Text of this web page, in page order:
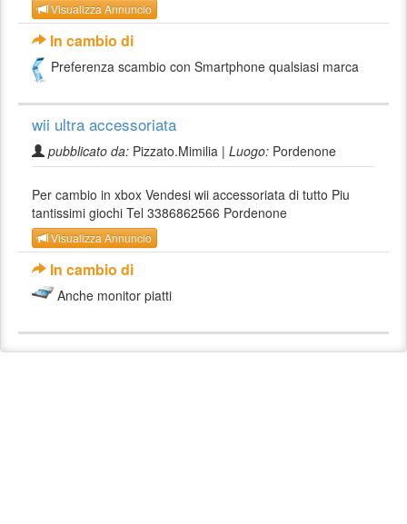
Visualizza Annuncio
In cambio di
Preferenza scambio con Smartphone qualsiasi marca
wii ultra accessoriata
pubblicato da: Pizzato.Mimilia | Luogo: Pordenone
Per cambio in xbox Vendesi wii accessoriata di tutto Piu
tantissimi giochi Tel 3386862566 Pordenone
Visualizza Annuncio
In cambio di
Anche monitor piatti